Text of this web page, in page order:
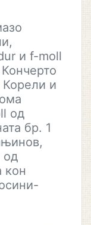
и f-moll
и
од
бр. 1
од
кон